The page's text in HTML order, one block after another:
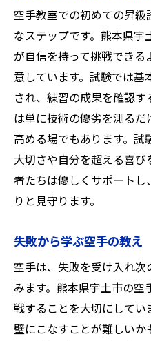
空手教室での初めての昇
なステップです。熊本県
が自信を持って挑戦でき
意しています。試験では
され、練習の成果を確認
は単に技術の優劣を測る
高める場でもあります。
大切さや自分を超える喜
者たちは優しくサポート
りと見守ります。
失敗から学ぶ空手の教え
空手は、失敗を受け入れ
みます。熊本県宇土市の
戦することを大切にして
璧にこなすことが難しい